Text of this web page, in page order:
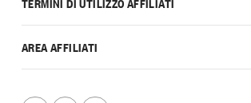
AREA AFFILIATI